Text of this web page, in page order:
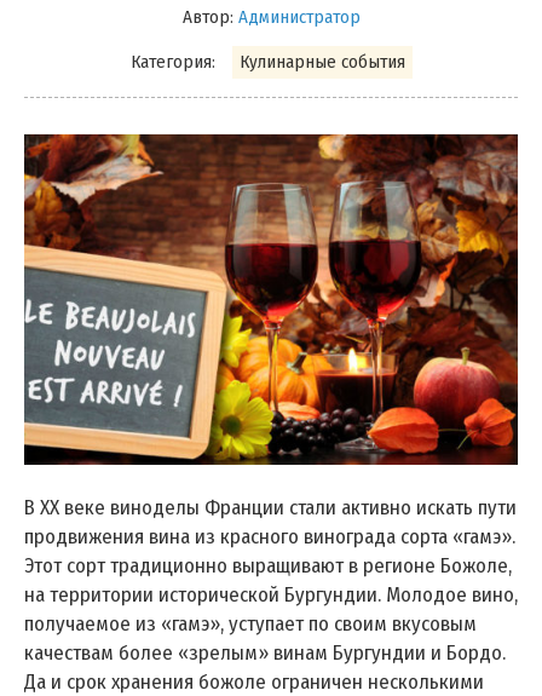
Автор: Администратор
Категория: Кулинарные события
В XX веке виноделы Франции стали активно искать пути
продвижения вина из красного винограда сорта «гамэ».
Этот сорт традиционно выращивают в регионе Божоле,
на территории исторической Бургундии. Молодое вино,
получаемое из «гамэ», уступает по своим вкусовым
качествам более «зрелым» винам Бургундии и Бордо.
Да и срок хранения божоле ограничен несколькими